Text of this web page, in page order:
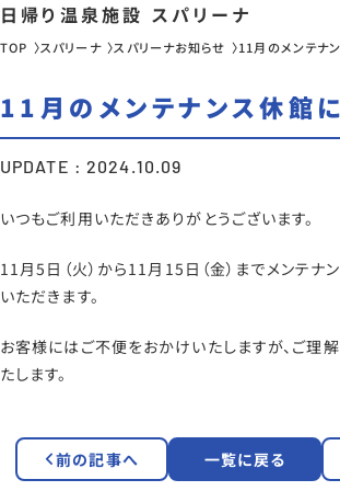
日帰り温泉施設 スパリーナ
TOP スパリーナ スパリーナお知らせ 11月のメンテナ
11月のメンテナンス休館
UPDATE : 2024.10.09
いつもご利用いただきありがとうございます。
11月5日（火）から11月15日（金）までメンテナ
いただきます。
お客様にはご不便をおかけいたしますが、ご理
たします。
前の記事へ 一覧に戻る